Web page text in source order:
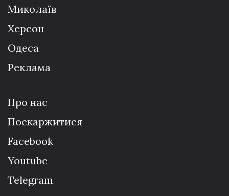
Миколаїв
Херсон
Одеса
Реклама
Про нас
Поскаржитися
Facebook
Youtube
Telegram